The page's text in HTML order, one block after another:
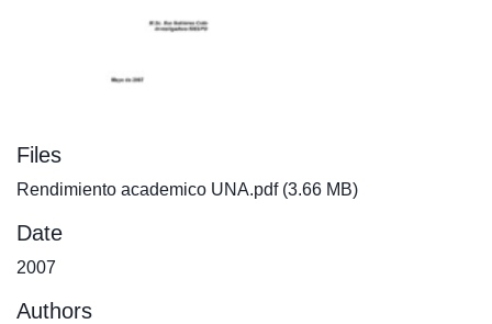
Files
Rendimiento academico UNA.pdf(3.66 MB)
Date
2007
Authors